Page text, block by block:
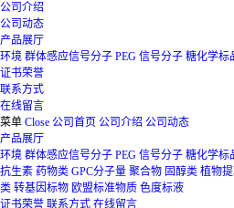
公司介绍
公司动态
产品展厅
环境 群体感应信号分子 PEG 信号分子 糖化学标
证书荣誉
联系方式
在线留言
菜单 Close 公司首页 公司介绍 公司动态
产品展厅
环境 群体感应信号分子 PEG 信号分子 糖化学标
抗生素 药物类 GPC分子量 聚合物 固醇类 植物
类 转基因标物 欧盟标准物质 色度标液
证书荣誉 联系方式 在线留言